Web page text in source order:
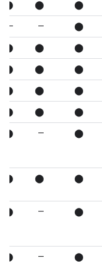
⬤
⬤
⬤
⬤
—
—
⬤
⬤
⬤
⬤
⬤
⬤
⬤
⬤
⬤
⬤
⬤
⬤
⬤
—
⬤
⬤
⬤
⬤
⬤
—
⬤
⬤
—
⬤